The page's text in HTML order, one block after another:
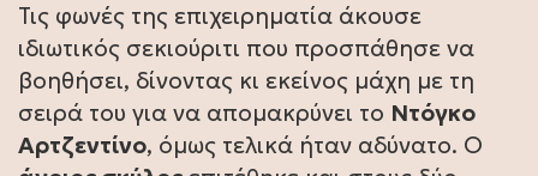
Τις φωνές της επιχειρηματία άκουσε
ιδιωτικός σεκιούριτι που προσπάθησε να
βοηθήσει, δίνοντας κι εκείνος μάχη με τη
σειρά του για να απομακρύνει το Ντόγκο
Αρτζεντίνο, όμως τελικά ήταν αδύνατο. Ο